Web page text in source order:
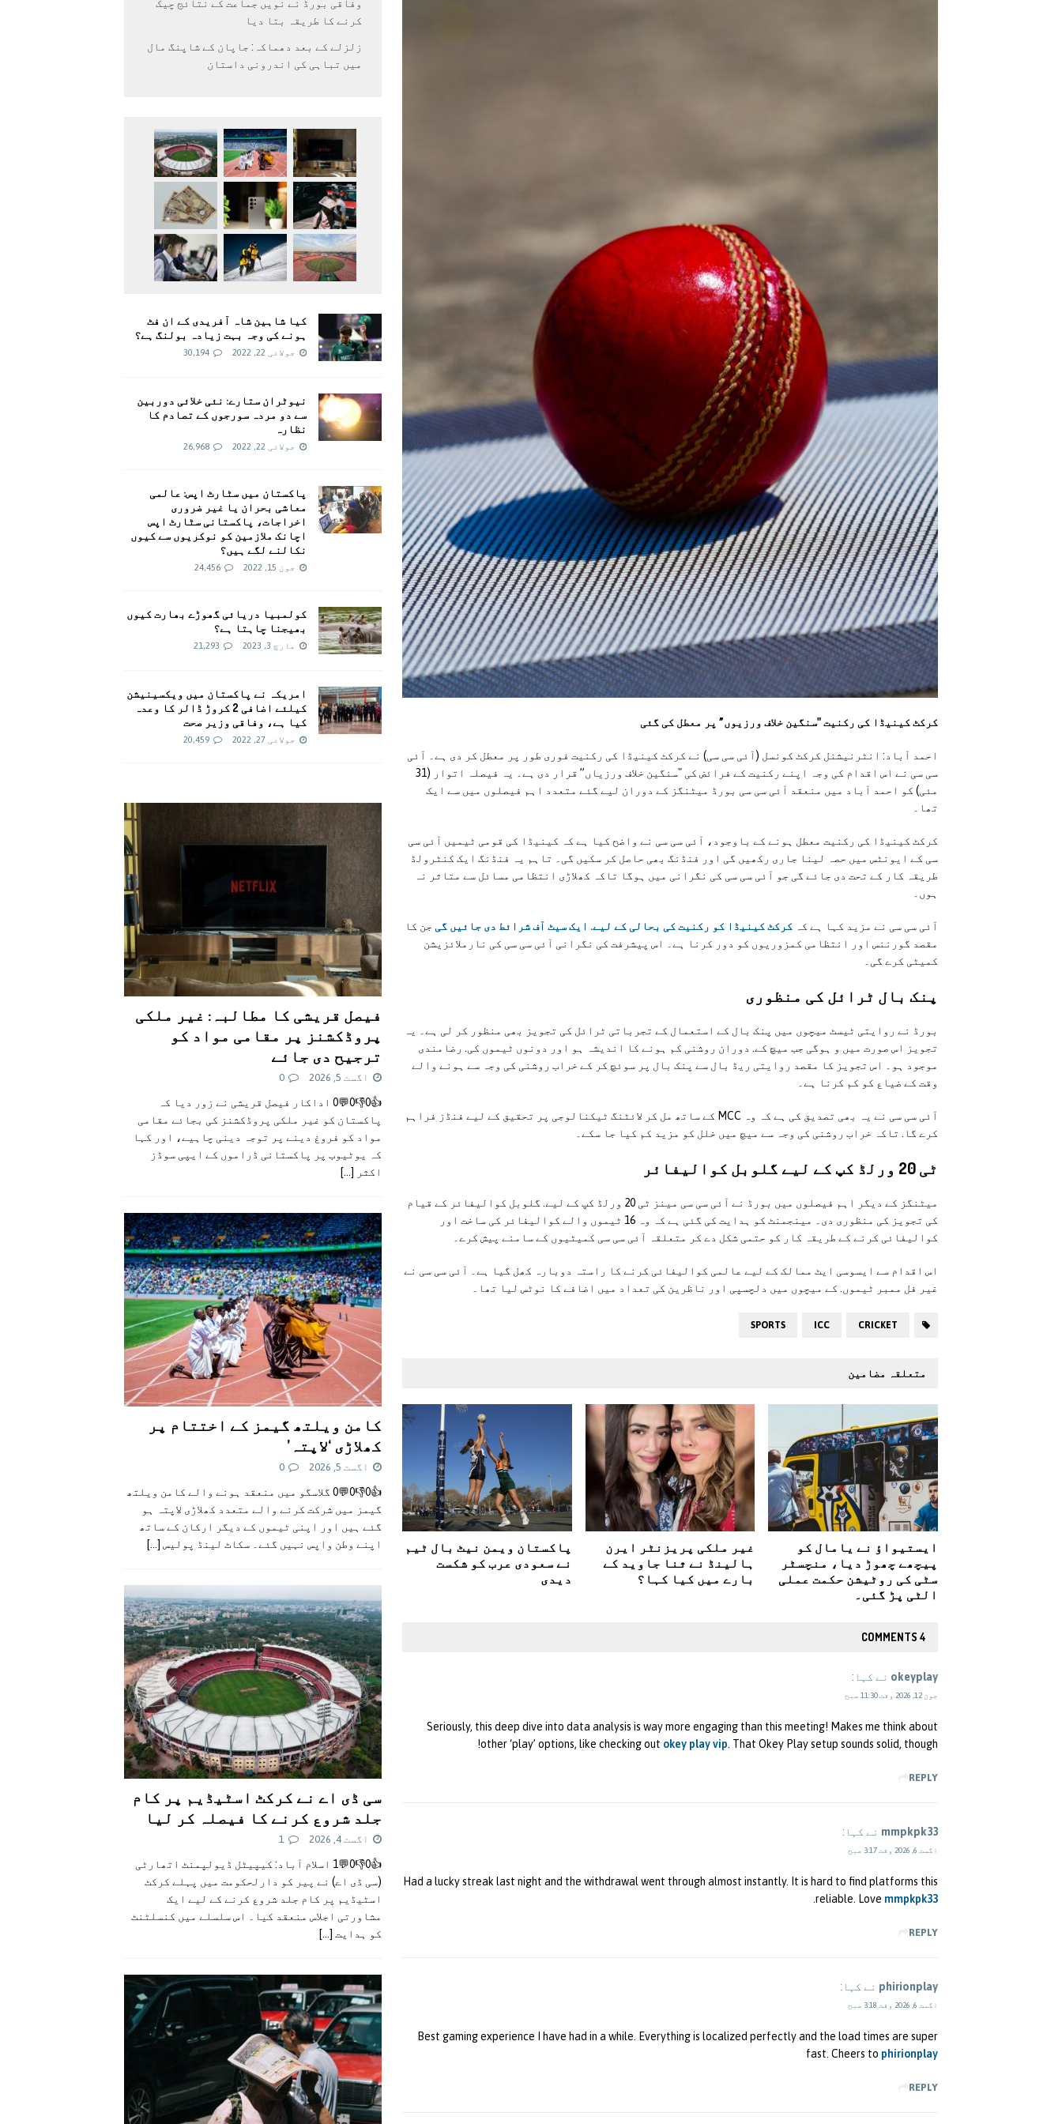
کرکٹ کینیڈا کی رکنیت "سنگین خلاف ورزیوں” پر معطل کی گئی
احمد آباد: انٹرنیشنل کرکٹ کونسل (آئی سی سی) نے کرکٹ کینیڈا کی رکنیت فوری طور پر معطل کر دی ہے۔ آئی
سی سی نے اس اقدام کی وجہ اپنے رکنیت کے فرائض کی "سنگین خلاف ورزیاں” قرار دی ہے۔ یہ فیصلہ اتوار (31
مئی) کو احمد آباد میں منعقد آئی سی سی بورڈ میٹنگز کے دوران لیے گئے متعدد اہم فیصلوں میں سے ایک
تھا۔
کرکٹ کینیڈا کی رکنیت معطل ہونے کے باوجود، آئی سی سی نے واضح کیا ہے کہ کینیڈا کی قومی ٹیمیں آئی سی
سی کے ایونٹس میں حصہ لینا جاری رکھیں گی اور فنڈنگ بھی حاصل کر سکیں گی۔ تاہم یہ فنڈنگ ایک کنٹرولڈ
طریقہ کار کے تحت دی جائے گی جو آئی سی سی کی نگرانی میں ہوگا تاکہ کھلاڑی انتظامی مسائل سے متاثر نہ
ہوں۔
آئی سی سی نے مزید کہا ہے کہ کرکٹ کینیڈا کو رکنیت کی بحالی کے لیے. ایک سیٹ آف شرائط دی جائیں گی جن کا
مقصد گورننس اور انتظامی کمزوریوں کو دور کرنا ہے۔ اس پیشرفت کی نگرانی آئی سی سی کی نارملائزیشن
کمیٹی کرے گی۔
پنک بال ٹرائل کی منظوری
بورڈ نے روایتی ٹیسٹ میچوں میں پنک بال کے استعمال کے تجرباتی ٹرائل کی تجویز بھی منظور کر لی ہے۔ یہ
تجویز اس صورت میں و ہوگی جب میچ کے. دوران روشنی کم ہونے کا اندیشہ ہو اور دونوں ٹیموں کی. رضامندی
موجود ہو۔ اس تجویز کا مقصد روایتی ریڈ بال سے پنک بال پر سوئچ کر کے خراب روشنی کی وجہ سے ہونے والے
وقت کے ضیاع کو کم کرنا ہے۔
آئی سی سی نے یہ بھی تصدیق کی ہے کہ وہ MCC کے ساتھ مل کر لائٹنگ ٹیکنالوجی پر تحقیق کے لیے فنڈز فراہم
کرے گا. تاکہ خراب روشنی کی وجہ سے میچ میں خلل کو مزید کم کیا جا سکے۔
ٹی 20 ورلڈ کپ کے لیے گلوبل کوالیفائر
میٹنگز کے دیگر اہم فیصلوں میں بورڈ نے آئی سی سی مینز ٹی 20 ورلڈ کپ کے لیے. گلوبل کوالیفائر کے قیام
کی تجویز کی منظوری دی۔ مینجمنٹ کو ہدایت کی گئی ہے کہ وہ 16 ٹیموں والے کوالیفائر کی ساخت اور
کوالیفائی کرنے کے طریقہ کار کو حتمی شکل دے کر متعلقہ آئی سی سی کمیٹیوں کے سامنے پیش کرے۔
اس اقدام سے ایسوسی ایٹ ممالک کے لیے عالمی کوالیفائی کرنے کا راستہ دوبارہ کھل گیا ہے۔ آئی سی سی نے
غیر فل ممبر ٹیموں. کے میچوں میں دلچسپی اور ناظرین کی تعداد میں اضافے کا نوٹس لیا تھا۔
CRICKET
ICC
SPORTS
متعلقہ مضامین
ایستیواؤ نے یامال کو
پیچھے چھوڑ دیا، منچسٹر
سٹی کی روٹیشن حکمت عملی
الٹی پڑ گئی۔
غیر ملکی پریزنٹر ایرن
ہالینڈ نے ثنا جاوید کے
بارے میں کیا کہا؟
پاکستان ویمن نیٹ بال ٹیم
نے سعودی عرب کو شکست
دیدی
4 COMMENTS
okeyplay نے کہا:
جون 12, 2026 وقت 11:30 صبح
Seriously, this deep dive into data analysis is way more engaging than this meeting! Makes me think about
other ‘play’ options, like checking out okey play vip. That Okey Play setup sounds solid, though!
REPLY
mmpkpk33 نے کہا:
اگست 6, 2026 وقت 3:17 صبح
Had a lucky streak last night and the withdrawal went through almost instantly. It is hard to find platforms this
reliable. Love mmpkpk33
.
REPLY
phirionplay نے کہا:
اگست 6, 2026 وقت 3:18 صبح
Best gaming experience I have had in a while. Everything is localized perfectly and the load times are super
fast. Cheers to phirionplay
REPLY
وفاقی بورڈ نے نویں جماعت کے نتائج چیک
کرنے کا طریقہ بتا دیا
زلزلے کے بعد دھماکہ: جاپان کے شاپنگ مال
میں تباہی کی اندرونی داستان
کیا شاہین شاہ آفریدی کے ان فٹ
ہونے کی وجہ بہت زیادہ بولنگ ہے؟
جولائی 22, 2022 30,194
نیوٹران ستارے: نئی خلائی دوربین
سے دو مردہ سورجوں کے تصادم کا
نظارہ
جولائی 22, 2022 26,968
پاکستان میں سٹارٹ اپس: عالمی
معاشی بحران یا غیر ضروری
اخراجات، پاکستانی سٹارٹ اپس
اچانک ملازمین کو نوکریوں سے کیوں
نکالنے لگے ہیں؟
جون 15, 2022 24,456
کولمبیا دریائی گھوڑے بھارت کیوں
بھیجنا چاہتا ہے؟
مارچ 3, 2023 21,293
امريکہ نے پاکستان میں ویکسینیشن
کیلئے اضافی 2 کروڑ ڈالر کا وعدہ
کیا ہے، وفاقی وزیر صحت
جولائی 27, 2022 20,459
فیصل قریشی کا مطالبہ: غیر ملکی
پروڈکشنز پر مقامی مواد کو
ترجیح دی جائے
اگست 5, 2026 0
👍0👎0💬0 اداکار فیصل قریشی نے زور دیا کہ
پاکستان کو غیر ملکی پروڈکشنز کی بجائے مقامی
مواد کو فروغ دینے پر توجہ دینی چاہیے، اور کہا
کہ یوٹیوب پر پاکستانی ڈراموں کے ایپی سوڈز
اکثر
[...]
کامن ویلتھ گیمز کے اختتام پر
کھلاڑی ‘لاپتہ’
اگست 5, 2026 0
👍0👎0💬0 گلاسگو میں منعقد ہونے والے کامن ویلتھ
گیمز میں شرکت کرنے والے متعدد کھلاڑی لاپتہ ہو
گئے ہیں اور اپنی ٹیموں کے دیگر ارکان کے ساتھ
اپنے وطن واپس نہیں گئے۔ سکاٹ لینڈ پولیس [...]
سی ڈی اے نے کرکٹ اسٹیڈیم پر کام
جلد شروع کرنے کا فیصلہ کر لیا
اگست 4, 2026 1
👍0👎0💬1 اسلام آباد: کیپیٹل ڈیولپمنٹ اتھارٹی
(سی ڈی اے) نے پیر کو دارلحکومت میں پہلے کرکٹ
اسٹیڈیم پر کام جلد شروع کرنے کے لیے ایک
مشاورتی اجلاس منعقد کیا۔ اس سلسلے میں کنسلٹنٹ
کو ہدایت [...]